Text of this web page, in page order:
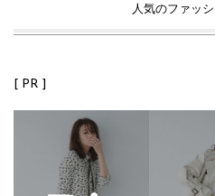
人気のファッ
[ PR ]